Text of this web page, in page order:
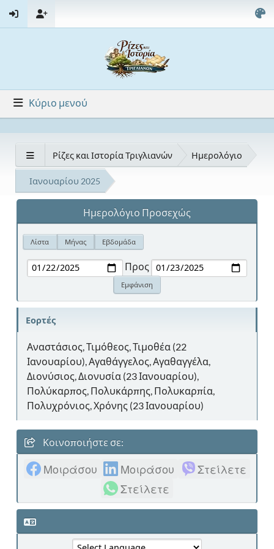
Κύριο μενού
Ρίζες και Ιστορία Τριγλιανών Ημερολόγιο
Ιανουαρίου 2025
Ημερολόγιο Προσεχώς
Λίστα Μήνας Εβδομάδα
Προς
Εορτές
Αναστάσιος, Τιμόθεος, Τιμοθέα (22
Ιανουαρίου), Αγαθάγγελος, Αγαθαγγέλα,
Διονύσιος, Διονυσία (23 Ιανουαρίου),
Πολύκαρπος, Πολυκάρπης, Πολυκαρπία,
Πολυχρόνιος, Χρόνης (23 Ιανουαρίου)
Κοινοποιήστε σε:
Μοιράσου Μοιράσου
Στείλετε
Στείλετε